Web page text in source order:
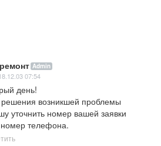
Admin
07:54
день!
возникшей проблемы
уточнить номер вашей заявки
телефона.